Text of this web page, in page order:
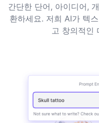
간단한 단어, 아이디어,
환하세요. 저희 AI가 텍
고 창의적인